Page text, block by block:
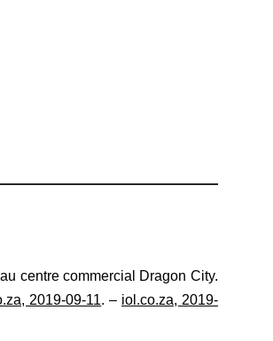
centre commercial Dragon City.
2019-09-11. – iol.co.za, 2019-